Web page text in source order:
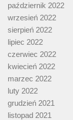
październik 2022
wrzesień 2022
sierpień 2022
lipiec 2022
czerwiec 2022
kwiecień 2022
marzec 2022
luty 2022
grudzień 2021
listopad 2021